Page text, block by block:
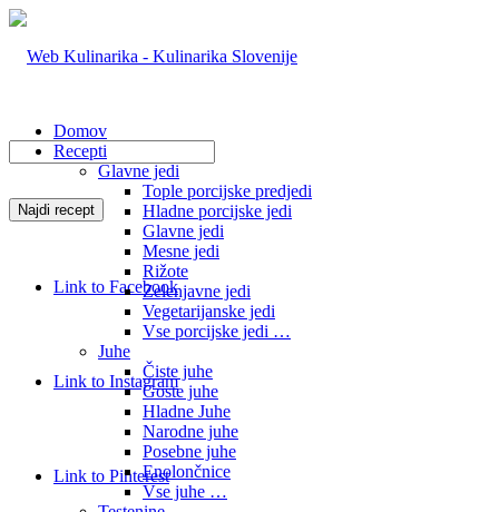
Link to Facebook
Link to Instagram
Link to Pinterest
Domov
Recepti
Glavne jedi
Tople porcijske predjedi
Hladne porcijske jedi
Glavne jedi
Mesne jedi
Rižote
Zelenjavne jedi
Vegetarijanske jedi
Vse porcijske jedi …
Juhe
Čiste juhe
Goste juhe
Hladne Juhe
Narodne juhe
Posebne juhe
Enolončnice
Vse juhe …